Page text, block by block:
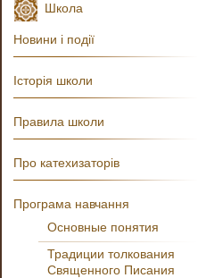
Школа
Новини і події
Історія школи
Правила школи
Про катехизаторів
Програма навчання
Основные понятия
Традиции толкования
Священного Писания